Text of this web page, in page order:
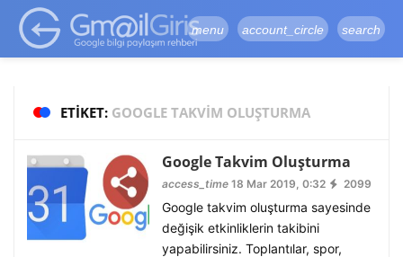
google-site-
verification=vqSI0upH550kabR5X8xpjMYieaXmuBueYgCJBW3uetM
menu account_circle search
ETIKET: GOOGLE TAKVIM OLUŞTURMA
Google Takvim Oluşturma
access_time18 Mar 2019, 0:32 2099
Google takvim oluşturma sayesinde
değişik etkinliklerin takibini
yapabilirsiniz. Toplantılar, spor,